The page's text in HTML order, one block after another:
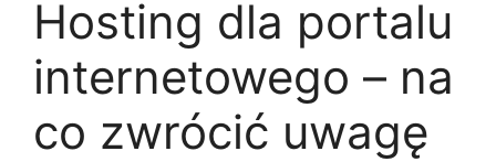
Hosting dla portalu
internetowego – na
co zwrócić uwagę